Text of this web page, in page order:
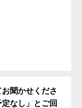
聞かせくださ
なし」とご回